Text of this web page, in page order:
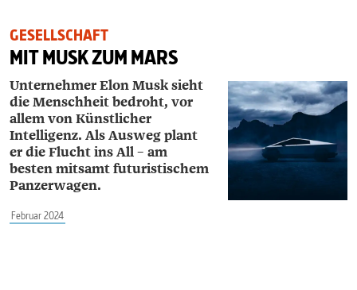
GESELLSCHAFT
MIT MUSK ZUM MARS
Unternehmer Elon Musk sieht
die Menschheit bedroht, vor
allem von Künstlicher
Intelligenz. Als Ausweg plant
er die Flucht ins All – am
besten mitsamt futuristischem
Panzerwagen.
Februar 2024